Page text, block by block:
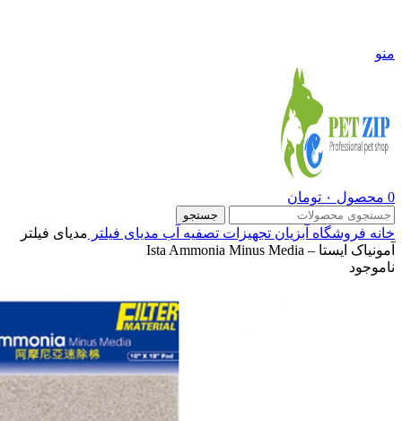
منو
0 محصول ۰ تومان
جستجو
خانه فروشگاه آبزیان تجهیزات تصفیه آب مدیای فیلتر مدیای فیلتر
آمونیاک ایستا – Ista Ammonia Minus Media
ناموجود